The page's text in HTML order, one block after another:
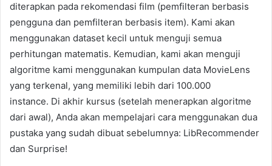
diterapkan pada rekomendasi film (pemfilteran berbasis
pengguna dan pemfilteran berbasis item). Kami akan
menggunakan dataset kecil untuk menguji semua
perhitungan matematis. Kemudian, kami akan menguji
algoritme kami menggunakan kumpulan data MovieLens
yang terkenal, yang memiliki lebih dari 100.000
instance. Di akhir kursus (setelah menerapkan algoritme
dari awal), Anda akan mempelajari cara menggunakan dua
pustaka yang sudah dibuat sebelumnya: LibRecommender
dan Surprise!